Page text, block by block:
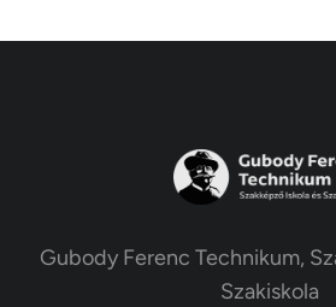
Gubody Ferenc Technikum,
Szakiskola